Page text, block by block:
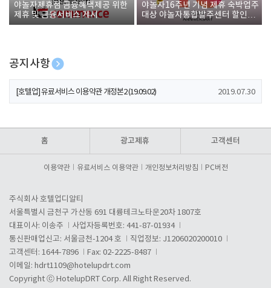
야놀자제휴점 금융혜택제공 위한
제휴 및 금융서비스 게시
야놀자16주년 기념 제휴 숙박업주
대상 야놀자통합발주센터 할인쿠
폰 증정
공지사항
[호텔업] 개인정보 처리방침 개정본1 (19.09.02)
[호텔업] 유료서비스 이용약관 개정본2 (19.09.02) 2019.07.30
홈 광고제휴 고객센터
이용약관 유료서비스 이용약관 개인정보처리방침 PC버전
주식회사 호텔업디알티
서울특별시 금천구 가산동 691 대륭테크노타운20차 1807호
대표이사: 이송주
사업자등록번호: 441-87-01934
통신판매업신고: 서울금천-1204 호
직업정보: J1206020200010
고객센터: 1644-7896
Fax: 02-2225-8487
이메일: hdrt1109@hotelupdrt.com
Copyright ⓒ HotelupDRT Corp. All Right Reserved.